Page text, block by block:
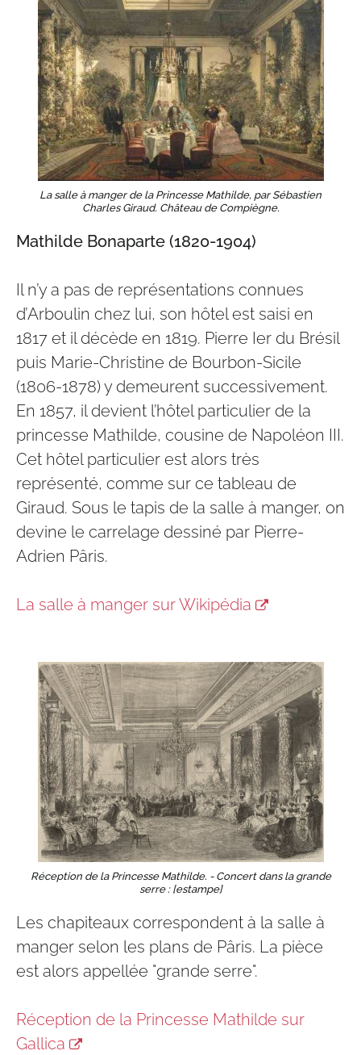
La salle à manger de la Princesse Mathilde, par Sébastien
Charles Giraud. Château de Compiègne.
Mathilde Bonaparte (1820-1904)
Il n’y a pas de représentations connues
d’Arboulin chez lui, son hôtel est saisi en
1817 et il décède en 1819. Pierre Ier du Brésil
puis Marie-Christine de Bourbon-Sicile
(1806-1878) y demeurent successivement.
En 1857, il devient l’hôtel particulier de la
princesse Mathilde, cousine de Napoléon III.
Cet hôtel particulier est alors très
représenté, comme sur ce tableau de
Giraud. Sous le tapis de la salle à manger, on
devine le carrelage dessiné par Pierre-
Adrien Pâris.
La salle à manger sur Wikipédia
Réception de la Princesse Mathilde. - Concert dans la grande
serre : [estampe]
Les chapiteaux correspondent à la salle à
manger selon les plans de Pâris.​​ La pièce
est alors appellée "grande serre".
Réception de la Princesse Mathilde sur
Gallica